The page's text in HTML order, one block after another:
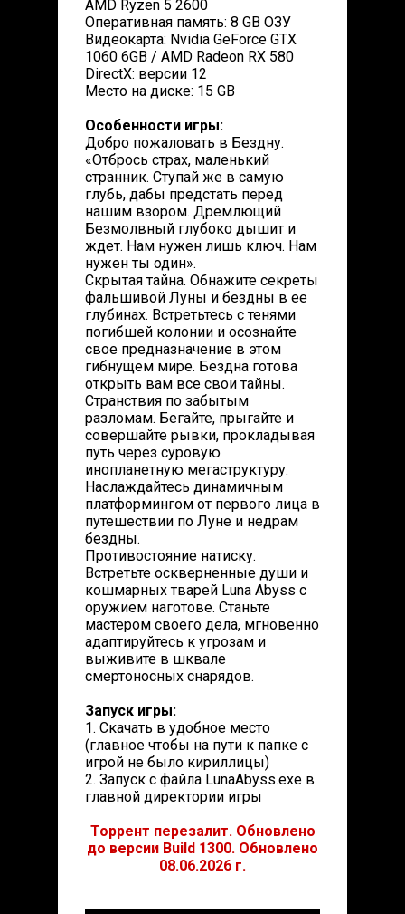
AMD Ryzen 5 2600
Оперативная память: 8 GB ОЗУ
Видеокарта: Nvidia GeForce GTX
1060 6GB / AMD Radeon RX 580
DirectX: версии 12
Место на диске: 15 GB
Особенности игры:
Добро пожаловать в Бездну.
«Отбрось страх, маленький
странник. Ступай же в самую
глубь, дабы предстать перед
нашим взором. Дремлющий
Безмолвный глубоко дышит и
ждет. Нам нужен лишь ключ. Нам
нужен ты один».
Скрытая тайна. Обнажите секреты
фальшивой Луны и бездны в ее
глубинах. Встретьтесь с тенями
погибшей колонии и осознайте
свое предназначение в этом
гибнущем мире. Бездна готова
открыть вам все свои тайны.
Странствия по забытым
разломам. Бегайте, прыгайте и
совершайте рывки, прокладывая
путь через суровую
инопланетную мегаструктуру.
Наслаждайтесь динамичным
платформингом от первого лица в
путешествии по Луне и недрам
бездны.
Противостояние натиску.
Встретьте оскверненные души и
кошмарных тварей Luna Abyss с
оружием наготове. Станьте
мастером своего дела, мгновенно
адаптируйтесь к угрозам и
выживите в шквале
смертоносных снарядов.
Запуск игры:
1. Скачать в удобное место
(главное чтобы на пути к папке с
игрой не было кириллицы)
2. Запуск с файла LunaAbyss.exe в
главной директории игры
Торрент перезалит. Обновлено
до версии Build 1300. Обновлено
08.06.2026 г.